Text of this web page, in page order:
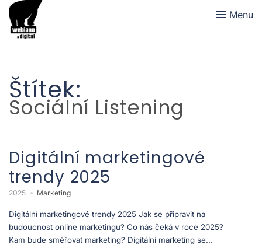
Menu
Štítek:
Sociální Listening
Digitální marketingové
trendy 2025
2025 Marketing
Digitální marketingové trendy 2025 Jak se připravit na
budoucnost online marketingu? Co nás čeká v roce 2025?
Kam bude směřovat marketing? Digitální marketing se...